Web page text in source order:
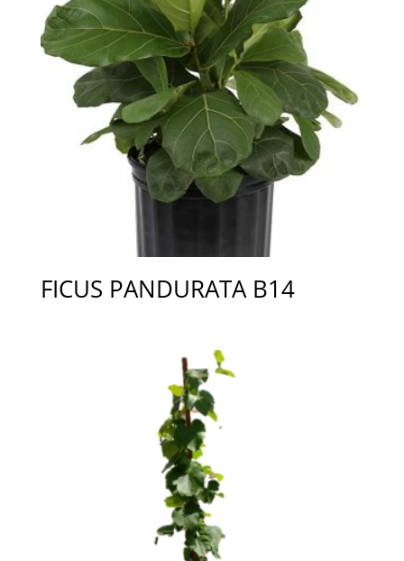
FICUS PANDURATA B14